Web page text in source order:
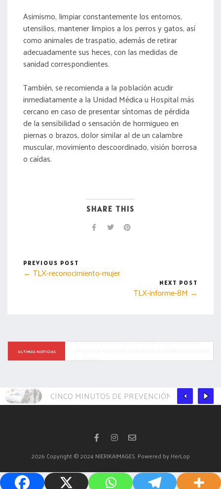
Asimismo, limpiar constantemente los entornos,
utensilios, mantener limpios a los perros y gatos, así
como animales de traspatio, además de retirar
adecuadamente sus heces, con las medidas de
sanidad correspondientes.
También, se recomienda a la población acudir
inmediatamente a la Unidad Médica u Hospital más
cercano en caso de presentar síntomas de pérdida
de la sensibilidad o sensación de hormigueo en
piernas o brazos, dolor similar al de un calambre
muscular, movimiento descoordinado, visión borrosa
o caídas.
SHARE THIS
PREVIOUS POST
← TLX-reconocimiento-mujer
NEXT POST
TLX-informe-8M →
ULTIMAS NOTICIAS
CINCO MINUTOS DE PREVENCIÓN PUEDEN
2026 Copyright © 2024 NIERIKAIMAGES. Powered by HerLop